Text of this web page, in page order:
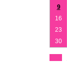
9
16
23
30